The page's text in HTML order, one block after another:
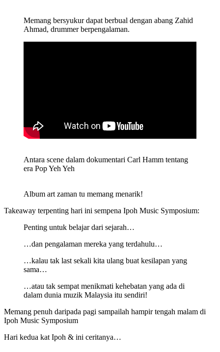
Memang bersyukur dapat berbual dengan abang Zahid
Ahmad, drummer berpengalaman.
Antara scene dalam dokumentari Carl Hamm tentang
era Pop Yeh Yeh
Album art zaman tu memang menarik!
Takeaway terpenting hari ini sempena Ipoh Music Symposium:
Penting untuk belajar dari sejarah…
…dan pengalaman mereka yang terdahulu…
…kalau tak last sekali kita ulang buat kesilapan yang
sama…
…atau tak sempat menikmati kehebatan yang ada di
dalam dunia muzik Malaysia itu sendiri!
Memang penuh daripada pagi sampailah hampir tengah malam di
Ipoh Music Symposium
Hari kedua kat Ipoh & ini ceritanya…